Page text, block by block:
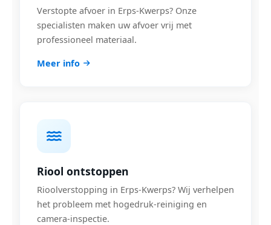
Verstopte afvoer in Erps-Kwerps? Onze
specialisten maken uw afvoer vrij met
professioneel materiaal.
Meer info
Riool ontstoppen
Rioolverstopping in Erps-Kwerps? Wij verhelpen
het probleem met hogedruk-reiniging en
camera-inspectie.